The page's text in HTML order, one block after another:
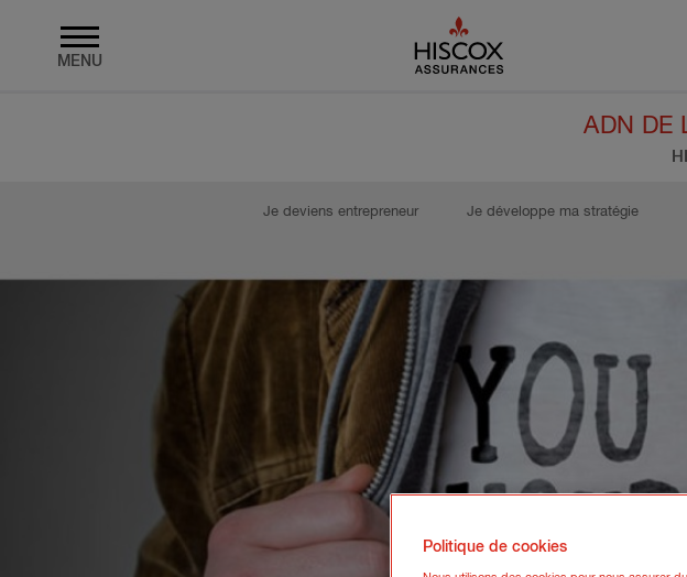
MENU
ADN DE
Je deviens entrepreneur Je développe ma stratégie
Politique de cookies